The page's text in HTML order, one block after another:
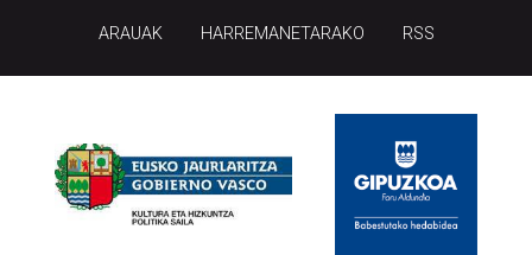
ARAUAK HARREMANETARAKO RSS